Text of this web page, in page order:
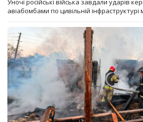
Уночі російські війська завдали ударів
авіабомбами по цивільній інфраструктурі